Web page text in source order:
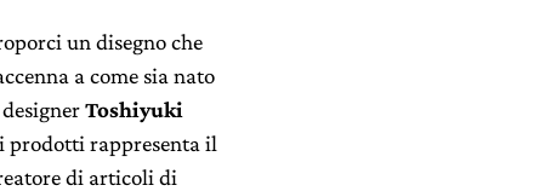
un disegno che
a come sia nato
Toshiyuki
prodotti rappresenta il
di articoli di